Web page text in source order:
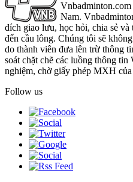
Nam.
đích giao lưu, học hỏi, chia sẻ và
đến cầu lông. Chúng tôi sẽ
do thành viên đưa lên trừ thông
soát chặt chẽ các luồng thông tin
nghiệm, chờ giấy phép MXH
Follow us